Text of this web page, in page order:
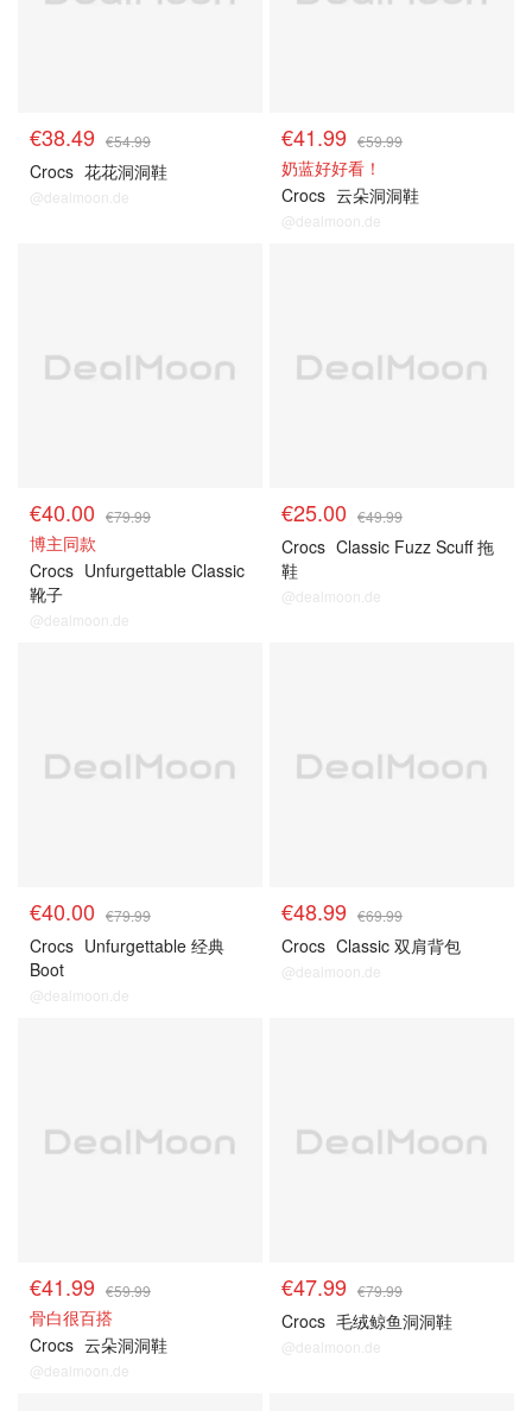
€38.49 €54.99
Crocs 花花洞洞鞋
@dealmoon.de
€41.99 €59.99
奶蓝好好看！
Crocs 云朵洞洞鞋
@dealmoon.de
€40.00 €79.99
博主同款
Crocs Unfurgettable Classic
靴子
@dealmoon.de
€25.00 €49.99
Crocs Classic Fuzz Scuff 拖
鞋
@dealmoon.de
€40.00 €79.99
Crocs Unfurgettable 经典
Boot
@dealmoon.de
€48.99 €69.99
Crocs Classic 双肩背包
@dealmoon.de
€41.99 €59.99
骨白很百搭
Crocs 云朵洞洞鞋
@dealmoon.de
€47.99 €79.99
Crocs 毛绒鲸鱼洞洞鞋
@dealmoon.de